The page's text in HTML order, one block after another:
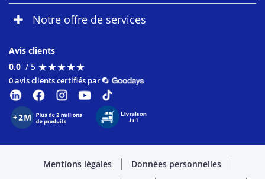
Notre offre de services
Avis clients
0.0 / 5 ★★★★★
★★★★★
0 avis clients certifiés par
Mentions légales
Données personnelles